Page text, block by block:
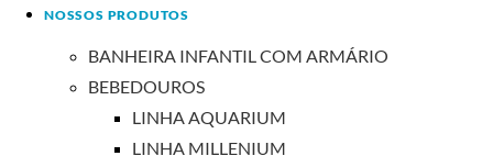
NOSSOS PRODUTOS
BANHEIRA INFANTIL COM ARMÁRIO
BEBEDOUROS
LINHA AQUARIUM
LINHA MILLENIUM